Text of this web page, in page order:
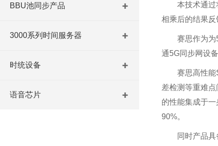
BBU池同步产品
3000系列时间服务器
时统设备
语音芯片
本技术通
相乘后的结果
赛思作为
通5G同步网设
赛思高性
差检测等重难
的性能集成于
90%。
同时产品